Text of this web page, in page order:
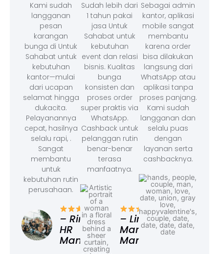
Kami sudah
langganan
pesan
karangan
bunga di Untuk
Sahabat untuk
kebutuhan
kantor—mulai
dari ucapan
selamat hingga
dukacita.
Pelayanannya
cepat, hasilnya
selalu rapi, .
Sangat
membantu
untuk
kebutuhan rutin
perusahaan.
– Rina,
HR
Manager
Sudah lebih dari
1 tahun pakai
jasa Untuk
Sahabat untuk
kebutuhan
event dan relasi
bisnis. Kualitas
bunga
konsisten dan
proses order
super praktis via
WhatsApp.
Cashback untuk
pelanggan rutin
benar-benar
terasa
manfaatnya.
– Linda,
Marketing
Manager
Sebagai admin
kantor, aplikasi
mobile sangat
membantu
karena order
bisa dilakukan
langsung dari
WhatsApp atau
aplikasi tanpa
proses panjang.
Kami sudah
langganan dan
selalu puas
dengan
layanan serta
cashbacknya.